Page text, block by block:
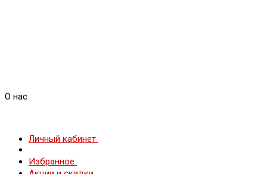
О нас
Личный кабинет
Избранное